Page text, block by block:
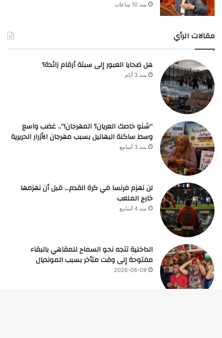
منذ 10 ساعات
مقالات الرأي
هل ضحايا العبور إلى سبتة أرقام زائدة؟
منذ 3 أيام
“شنو خاصك العريان؟ المهرجان!”.. غضب واسع
وسط ساكنة البهاليل بسبب مهرجان الأزرار الحريرية
منذ 3 أسابيع
لن نهزم فرنسا في كرة القدم… قبل أن نهزمها
خارج الملعب
منذ 4 أسابيع
الداخلية تتجه نحو السماح للمقاهي بالبقاء
مفتوحة إلى وقت متأخر بسبب المونديال
2026-06-09